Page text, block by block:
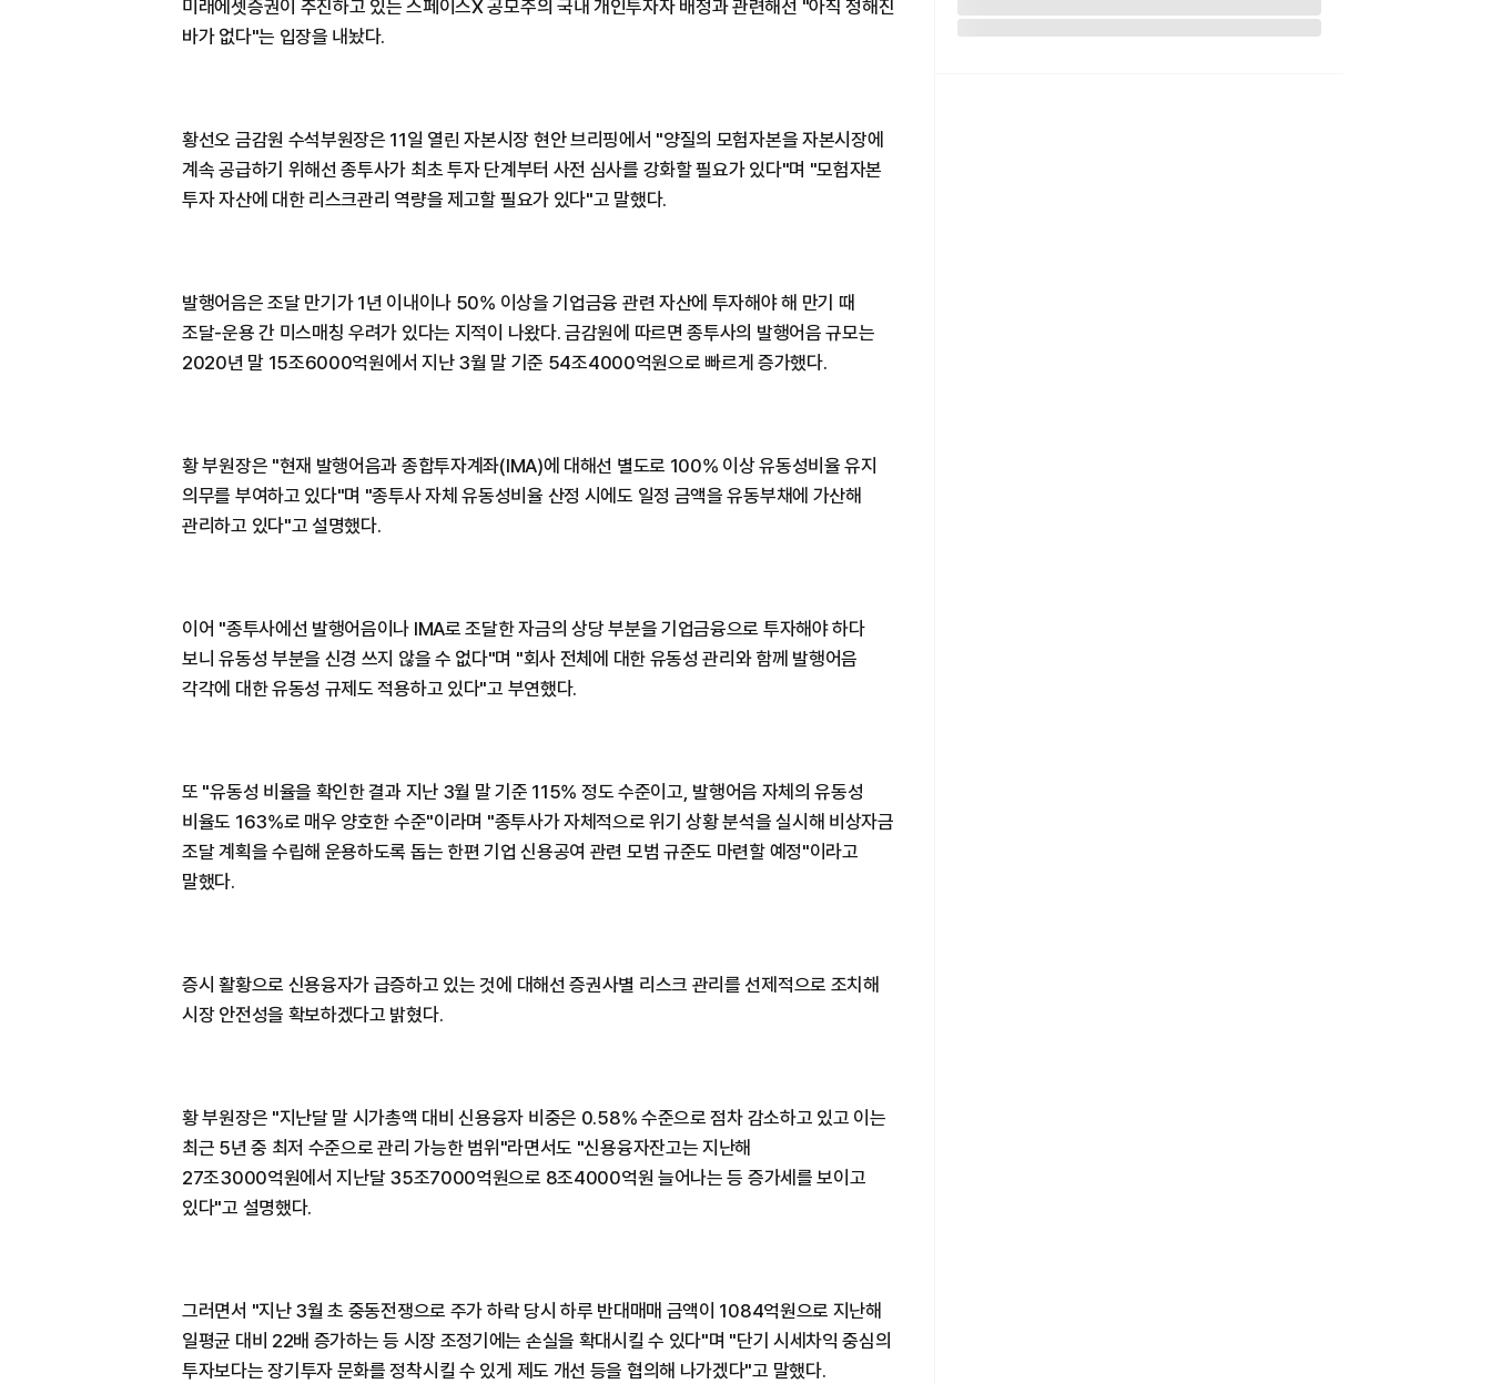
미래에셋증권이 추진하고 있는 스페이스X 공모주의 국내 개인투자자 배정과 관련해선 "아직 정해진
바가 없다"는 입장을 내놨다.
황선오 금감원 수석부원장은 11일 열린 자본시장 현안 브리핑에서 "양질의 모험자본을 자본시장에
계속 공급하기 위해선 종투사가 최초 투자 단계부터 사전 심사를 강화할 필요가 있다"며 "모험자본
투자 자산에 대한 리스크관리 역량을 제고할 필요가 있다"고 말했다.
발행어음은 조달 만기가 1년 이내이나 50% 이상을 기업금융 관련 자산에 투자해야 해 만기 때
조달-운용 간 미스매칭 우려가 있다는 지적이 나왔다. 금감원에 따르면 종투사의 발행어음 규모는
2020년 말 15조6000억원에서 지난 3월 말 기준 54조4000억원으로 빠르게 증가했다.
황 부원장은 "현재 발행어음과 종합투자계좌(IMA)에 대해선 별도로 100% 이상 유동성비율 유지
의무를 부여하고 있다"며 "종투사 자체 유동성비율 산정 시에도 일정 금액을 유동부채에 가산해
관리하고 있다"고 설명했다.
이어 "종투사에선 발행어음이나 IMA로 조달한 자금의 상당 부분을 기업금융으로 투자해야 하다
보니 유동성 부분을 신경 쓰지 않을 수 없다"며 "회사 전체에 대한 유동성 관리와 함께 발행어음
각각에 대한 유동성 규제도 적용하고 있다"고 부연했다.
또 "유동성 비율을 확인한 결과 지난 3월 말 기준 115% 정도 수준이고, 발행어음 자체의 유동성
비율도 163%로 매우 양호한 수준"이라며 "종투사가 자체적으로 위기 상황 분석을 실시해 비상자금
조달 계획을 수립해 운용하도록 돕는 한편 기업 신용공여 관련 모범 규준도 마련할 예정"이라고
말했다.
증시 활황으로 신용융자가 급증하고 있는 것에 대해선 증권사별 리스크 관리를 선제적으로 조치해
시장 안전성을 확보하겠다고 밝혔다.
황 부원장은 "지난달 말 시가총액 대비 신용융자 비중은 0.58% 수준으로 점차 감소하고 있고 이는
최근 5년 중 최저 수준으로 관리 가능한 범위"라면서도 "신용융자잔고는 지난해
27조3000억원에서 지난달 35조7000억원으로 8조4000억원 늘어나는 등 증가세를 보이고
있다"고 설명했다.
그러면서 "지난 3월 초 중동전쟁으로 주가 하락 당시 하루 반대매매 금액이 1084억원으로 지난해
일평균 대비 22배 증가하는 등 시장 조정기에는 손실을 확대시킬 수 있다"며 "단기 시세차익 중심의
투자보다는 장기투자 문화를 정착시킬 수 있게 제도 개선 등을 협의해 나가겠다"고 말했다.